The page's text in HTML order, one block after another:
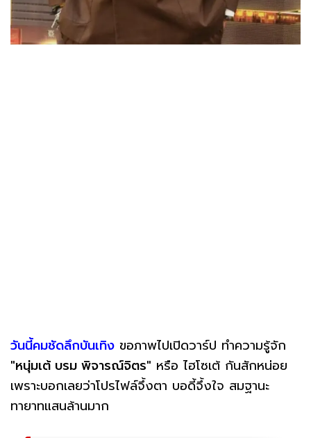
วันนี้คมชัดลึกบันเทิง ขอภาพไปเปิดวาร์ป ทำความรู้จัก
"หนุ่มเต้ บรม พิจารณ์จิตร" หรือ ไฮโซเต้ กันสักหน่อย
เพราะบอกเลยว่าโปรไฟล์จึ้งตา บอดี้จึ้งใจ สมฐานะ
ทายาทแสนล้านมาก